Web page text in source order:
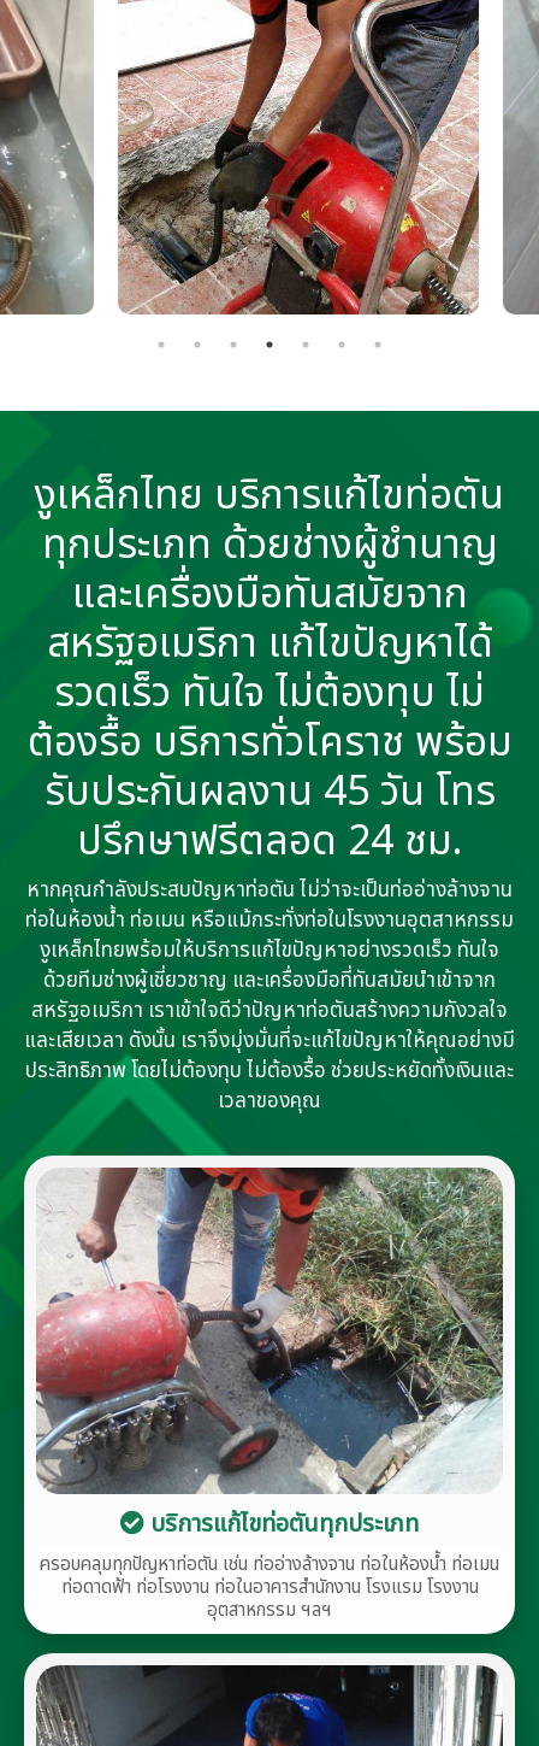
งูเหล็กไทย บริการแก้ไขท่อตัน
ทุกประเภท ด้วยช่างผู้ชำนาญ
และเครื่องมือทันสมัยจาก
สหรัฐอเมริกา แก้ไขปัญหาได้
รวดเร็ว ทันใจ ไม่ต้องทุบ ไม่
ต้องรื้อ บริการทั่วโคราช พร้อม
รับประกันผลงาน 45 วัน โทร
ปรึกษาฟรีตลอด 24 ชม.
หากคุณกำลังประสบปัญหาท่อตัน ไม่ว่าจะเป็นท่ออ่างล้างจาน
ท่อในห้องน้ำ ท่อเมน หรือแม้กระทั่งท่อในโรงงานอุตสาหกรรม
งูเหล็กไทยพร้อมให้บริการแก้ไขปัญหาอย่างรวดเร็ว ทันใจ
ด้วยทีมช่างผู้เชี่ยวชาญ และเครื่องมือที่ทันสมัยนำเข้าจาก
สหรัฐอเมริกา เราเข้าใจดีว่าปัญหาท่อตันสร้างความกังวลใจ
และเสียเวลา ดังนั้น เราจึงมุ่งมั่นที่จะแก้ไขปัญหาให้คุณอย่างมี
ประสิทธิภาพ โดยไม่ต้องทุบ ไม่ต้องรื้อ ช่วยประหยัดทั้งเงินและ
เวลาของคุณ
บริการแก้ไขท่อตันทุกประเภท
ครอบคลุมทุกปัญหาท่อตัน เช่น ท่ออ่างล้างจาน ท่อในห้องน้ำ ท่อเมน
ท่อดาดฟ้า ท่อโรงงาน ท่อในอาคารสำนักงาน โรงแรม โรงงาน
อุตสาหกรรม ฯลฯ